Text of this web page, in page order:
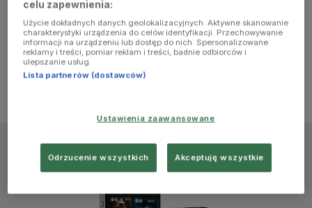
more
information)
celu zapewnienia:
Użycie dokładnych danych geolokalizacyjnych. Aktywne skanowanie
charakterystyki urządzenia do celów identyfikacji. Przechowywanie
informacji na urządzeniu lub dostęp do nich. Spersonalizowane
reklamy i treści, pomiar reklam i treści, badnie odbiorców i
ulepszanie usług.
Lista partnerów (dostawców)
Ustawienia zaawansowane
Odrzucenie wszystkich Akceptuję wszystkie